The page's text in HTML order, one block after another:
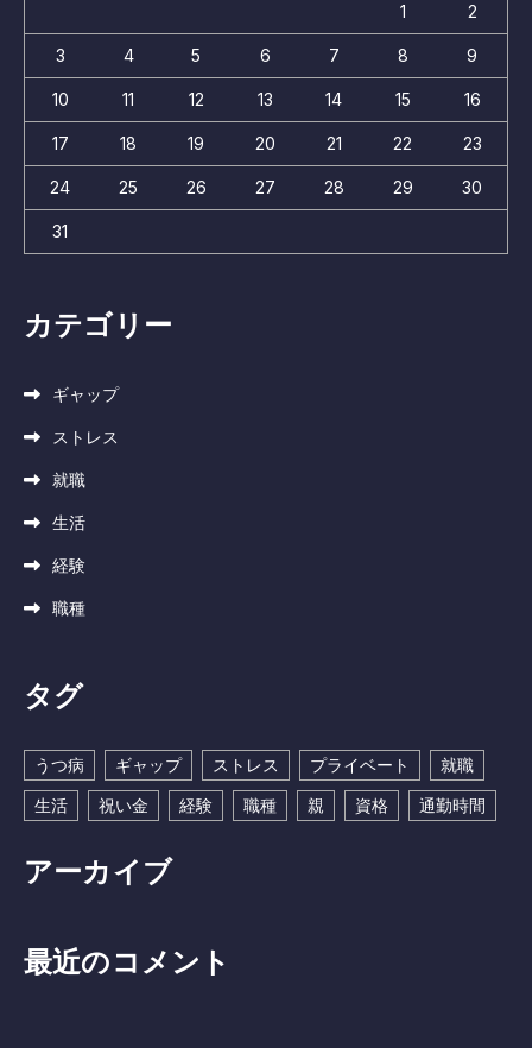
1 2
3 4 5 6 7 8 9
10 11 12 13 14 15 16
17 18 19 20 21 22 23
24 25 26 27 28 29 30
31
カテゴリー
ギャップ
ストレス
就職
生活
経験
職種
タグ
うつ病 ギャップ ストレス プライベート
就職
生活
祝い金 経験 職種 親 資格 通勤時間
アーカイブ
最近のコメント